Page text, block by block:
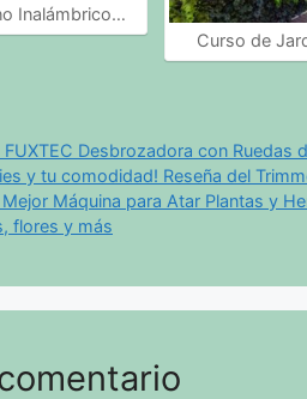
Inalámbrico…
Curso de
Desbrozadora con Ruedas
y tu comodidad! Reseña del
Máquina para Atar Plantas y
flores y más